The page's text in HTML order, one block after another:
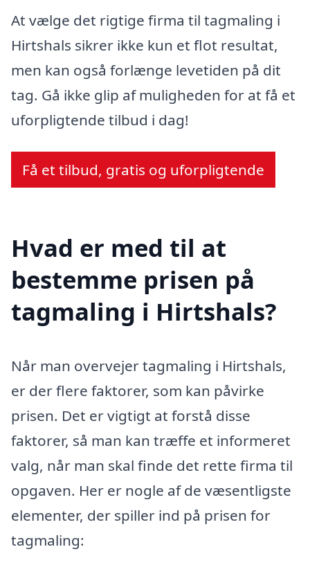
At vælge det rigtige firma til tagmaling i
Hirtshals sikrer ikke kun et flot resultat,
men kan også forlænge levetiden på dit
tag. Gå ikke glip af muligheden for at få et
uforpligtende tilbud i dag!
Få et tilbud, gratis og uforpligtende
Hvad er med til at
bestemme prisen på
tagmaling i Hirtshals?
Når man overvejer tagmaling i Hirtshals,
er der flere faktorer, som kan påvirke
prisen. Det er vigtigt at forstå disse
faktorer, så man kan træffe et informeret
valg, når man skal finde det rette firma til
opgaven. Her er nogle af de væsentligste
elementer, der spiller ind på prisen for
tagmaling: